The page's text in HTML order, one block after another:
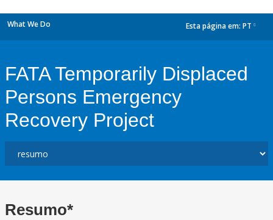
What We Do Esta página em: PT
FATA Temporarily Displaced
Persons Emergency
Recovery Project
Resumo*